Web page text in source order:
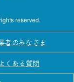
reserved.
者のみなさま
よくある質問